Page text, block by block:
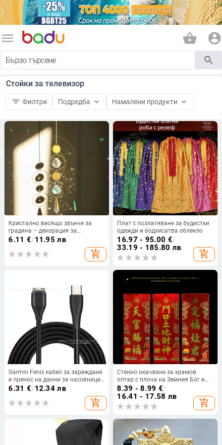
menu shopping_basket account_circle
search
Стойки за телевизор
filter_list Филтри Подредба keyboard_arrow_down Намалени продукти keyboard_arrow_down
Кристално висящо звънче за
градина – декорация за
прозорец и партита
6.11 €/11.95 лв
add_shopping_cart
Плат с позлатяване за будистки
одежди и бодхисатва облекло
16.97 - 95.00 €/
33.19 - 185.80 лв
add_shopping_cart
Garmin Fenix кабел за зареждане
и пренос на данни за часовници
5/6/7, дължина 1 м
6.31 €/12.34 лв
add_shopping_cart
Стенно окачване за храмов
олтар с плоча на Земния Бог и
уред за тамян
8.39 - 8.99 €/
16.41 - 17.58 лв
add_shopping_cart